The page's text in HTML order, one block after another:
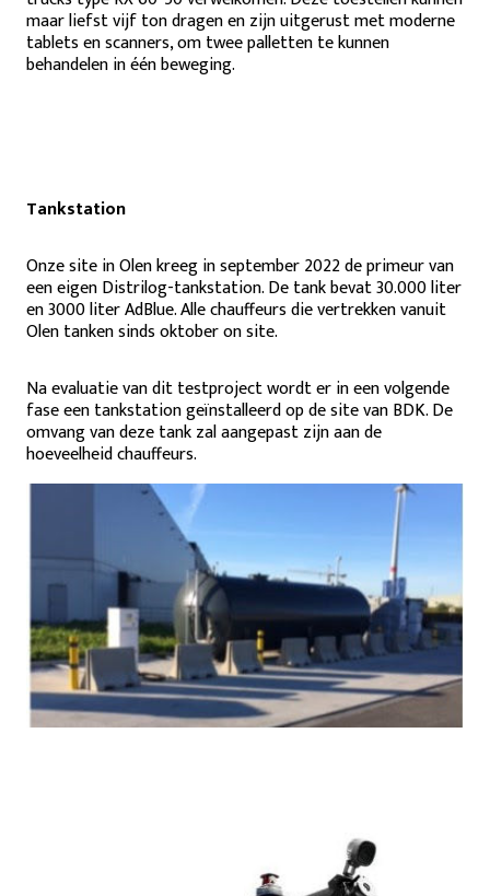
maar liefst vijf ton dragen en zijn uitgerust met moderne
tablets en scanners, om twee palletten te kunnen
behandelen in één beweging.
Tankstation
Onze site in Olen kreeg in september 2022 de primeur van
een eigen Distrilog-tankstation. De tank bevat 30.000 liter
en 3000 liter AdBlue. Alle chauffeurs die vertrekken vanuit
Olen tanken sinds oktober on site.
Na evaluatie van dit testproject wordt er in een volgende
fase een tankstation geïnstalleerd op de site van BDK. De
omvang van deze tank zal aangepast zijn aan de
hoeveelheid chauffeurs.